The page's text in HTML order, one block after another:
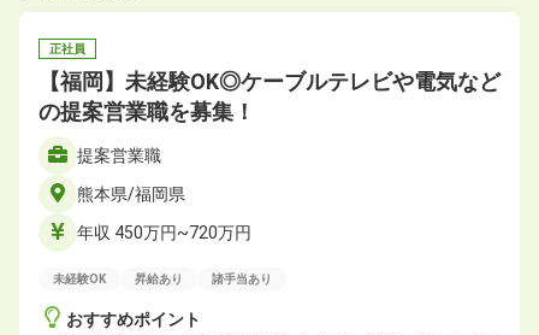
正社員
【福岡】未経験OK◎ケーブルテレビや電気など
の提案営業職を募集！
提案営業職
熊本県/福岡県
年収 450万円~720万円
未経験OK 昇給あり 諸手当あり
おすすめポイント